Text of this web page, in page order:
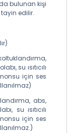
bulunan kişi
edilir.
su ısıtıcılı
için ses
abs,
su ısıtıcılı
için ses